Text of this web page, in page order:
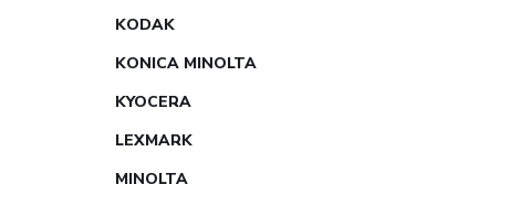
KODAK
KONICA MINOLTA
KYOCERA
LEXMARK
MINOLTA